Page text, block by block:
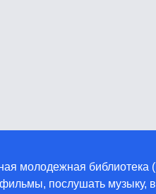
молодежная библиотека
послушать музыку,